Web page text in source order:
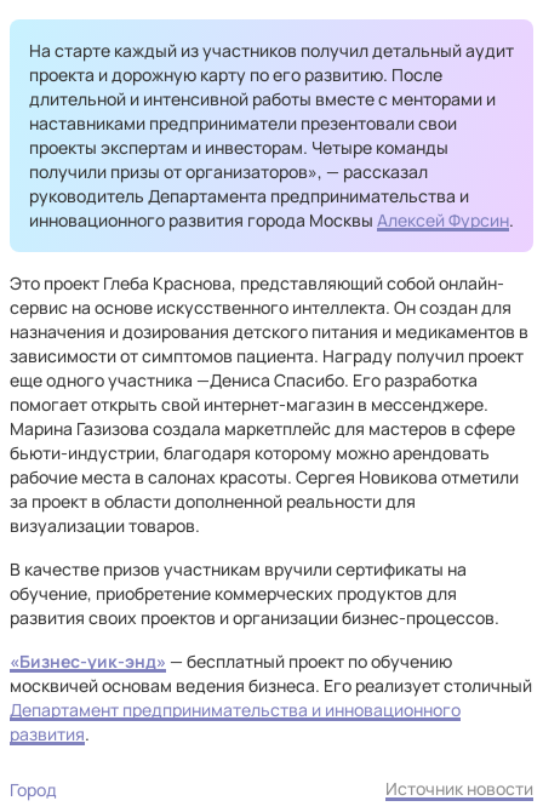
На старте каждый из участников получил детальный аудит
проекта и дорожную карту по его развитию. После
длительной и интенсивной работы вместе с менторами и
наставниками предприниматели презентовали свои
проекты экспертам и инвесторам. Четыре команды
получили призы от организаторов», — рассказал
руководитель Департамента предпринимательства и
инновационного развития города Москвы Алексей Фурсин.
Это проект Глеба Краснова, представляющий собой онлайн-
сервис на основе искусственного интеллекта. Он создан для
назначения и дозирования детского питания и медикаментов в
зависимости от симптомов пациента. Награду получил проект
еще одного участника —Дениса Спасибо. Его разработка
помогает открыть свой интернет-магазин в мессенджере.
Марина Газизова создала маркетплейс для мастеров в сфере
бьюти-индустрии, благодаря которому можно арендовать
рабочие места в салонах красоты. Сергея Новикова отметили
за проект в области дополненной реальности для
визуализации товаров.
В качестве призов участникам вручили сертификаты на
обучение, приобретение коммерческих продуктов для
развития своих проектов и организации бизнес-процессов.
«Бизнес-уик-энд» — бесплатный проект по обучению
москвичей основам ведения бизнеса. Его реализует столичный
Департамент предпринимательства и инновационного
развития.
Город Источник новости